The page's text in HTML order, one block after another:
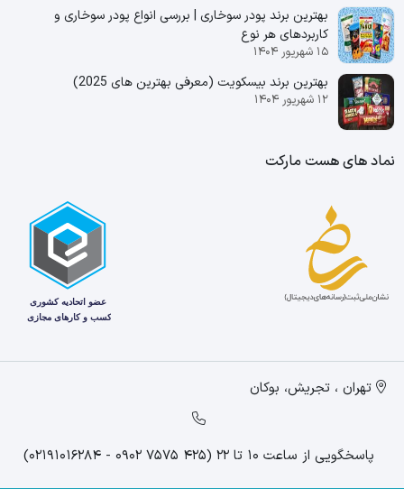
بهترین برند پودر سوخاری | بررسی انواع پودر سوخاری و
کاربردهای هر نوع
۱۵ شهریور ۱۴۰۴
بهترین برند بیسکویت (معرفی بهترین‌ های 2025)
۱۲ شهریور ۱۴۰۴
نماد های هست مارکت
تهران ، تجریش، بوکان
پاسخگویی از ساعت 10 تا 22 (425 7575 0902 - 02191016284)